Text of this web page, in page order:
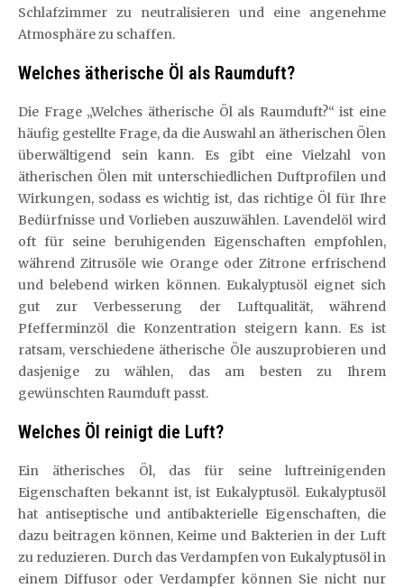
Schlafzimmer zu neutralisieren und eine angenehme
Atmosphäre zu schaffen.
Welches ätherische Öl als Raumduft?
Die Frage „Welches ätherische Öl als Raumduft?“ ist eine
häufig gestellte Frage, da die Auswahl an ätherischen Ölen
überwältigend sein kann. Es gibt eine Vielzahl von
ätherischen Ölen mit unterschiedlichen Duftprofilen und
Wirkungen, sodass es wichtig ist, das richtige Öl für Ihre
Bedürfnisse und Vorlieben auszuwählen. Lavendelöl wird
oft für seine beruhigenden Eigenschaften empfohlen,
während Zitrusöle wie Orange oder Zitrone erfrischend
und belebend wirken können. Eukalyptusöl eignet sich
gut zur Verbesserung der Luftqualität, während
Pfefferminzöl die Konzentration steigern kann. Es ist
ratsam, verschiedene ätherische Öle auszuprobieren und
dasjenige zu wählen, das am besten zu Ihrem
gewünschten Raumduft passt.
Welches Öl reinigt die Luft?
Ein ätherisches Öl, das für seine luftreinigenden
Eigenschaften bekannt ist, ist Eukalyptusöl. Eukalyptusöl
hat antiseptische und antibakterielle Eigenschaften, die
dazu beitragen können, Keime und Bakterien in der Luft
zu reduzieren. Durch das Verdampfen von Eukalyptusöl in
einem Diffusor oder Verdampfer können Sie nicht nur